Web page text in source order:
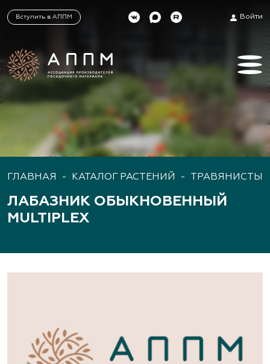
Вступить в АППМ Войти
ГЛАВНАЯ - КАТАЛОГ РАСТЕНИЙ -
ЛАБАЗНИК ОБЫКНОВЕННЫЙ
MULTIPLEX